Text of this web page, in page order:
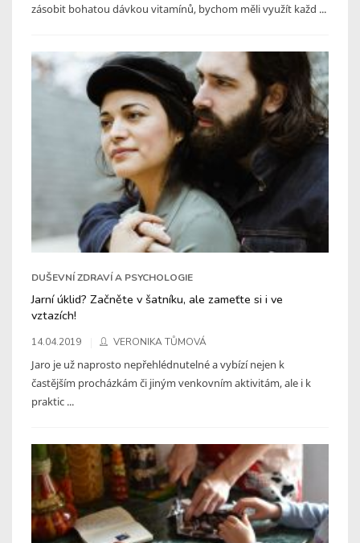
zásobit bohatou dávkou vitamínů, bychom měli využít každ ...
DUŠEVNÍ ZDRAVÍ A PSYCHOLOGIE
Jarní úklid? Začněte v šatníku, ale zameťte si i ve
vztazích!
14.04.2019 VERONIKA TŮMOVÁ
Jaro je už naprosto nepřehlédnutelné a vybízí nejen k
častějším procházkám či jiným venkovním aktivitám, ale i k
praktic ...